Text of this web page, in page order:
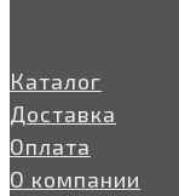
Каталог
Доставка
Оплата
О компании